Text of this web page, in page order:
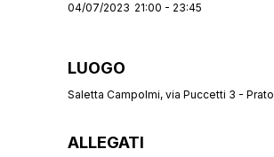
04/07/2023 21:00 - 23:45
LUOGO
Saletta Campolmi, via Puccetti 3 - Prato
ALLEGATI